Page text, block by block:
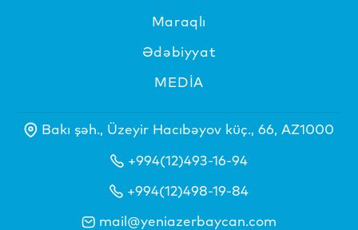
Maraqlı
Ədəbiyyat
MEDİA
Bakı şəh., Üzeyir Hacıbəyov küç., 66, AZ1000
+994(12)493-16-94
+994(12)498-19-84
mail@yeniazerbaycan.com